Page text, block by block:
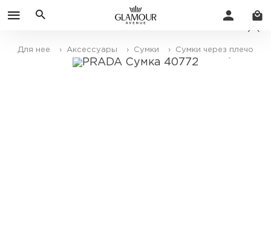
Для нее › Аксессуары › Сумки › Сумки через плечо